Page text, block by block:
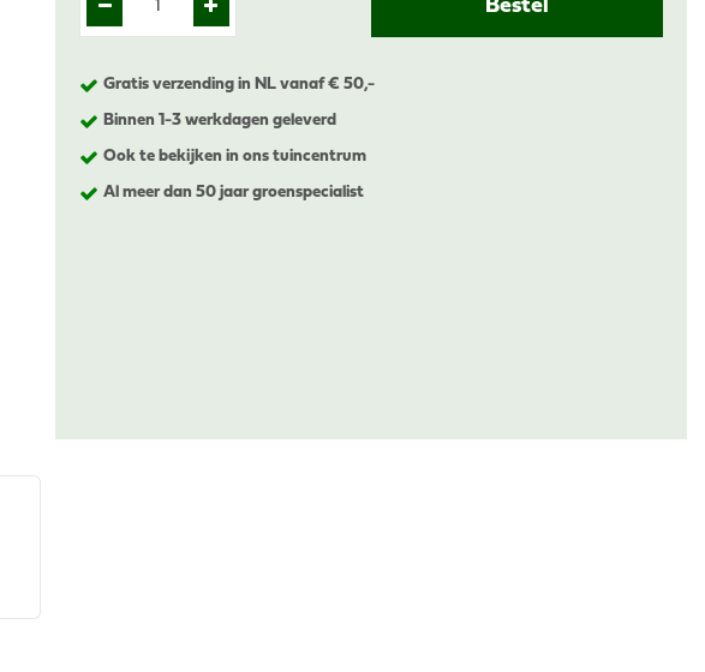
Gratis verzending in NL vanaf € 50,-
Binnen 1-3 werkdagen geleverd
Ook te bekijken in ons tuincentrum
Al meer dan 50 jaar groenspecialist